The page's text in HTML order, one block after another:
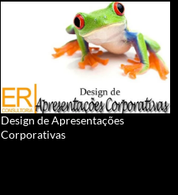
Design de Apresentações
Corporativas